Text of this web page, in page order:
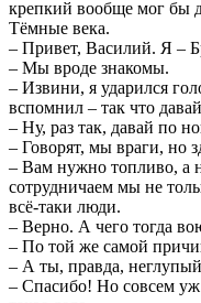
крепкий вообще мог бы
Тёмные века.
– Привет, Василий. Я –
– Мы вроде знакомы.
– Извини, я ударился
вспомнил – так что
– Ну, раз так, давай по
– Говорят, мы враги, но
– Вам нужно топливо, а
сотрудничаем мы не
всё-таки люди.
– Верно. А чего тогда
– По той же самой
– А ты, правда,
– Спасибо! Но совсем